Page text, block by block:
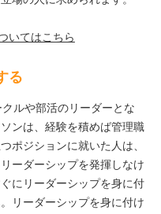
いてはこちら
る
ルや部活のリーダーとな
ンは、経験を積めば管理職
ポジションに就いた人は、
ーダーシップを発揮しなけ
にリーダーシップを身に付
リーダーシップを身に付け